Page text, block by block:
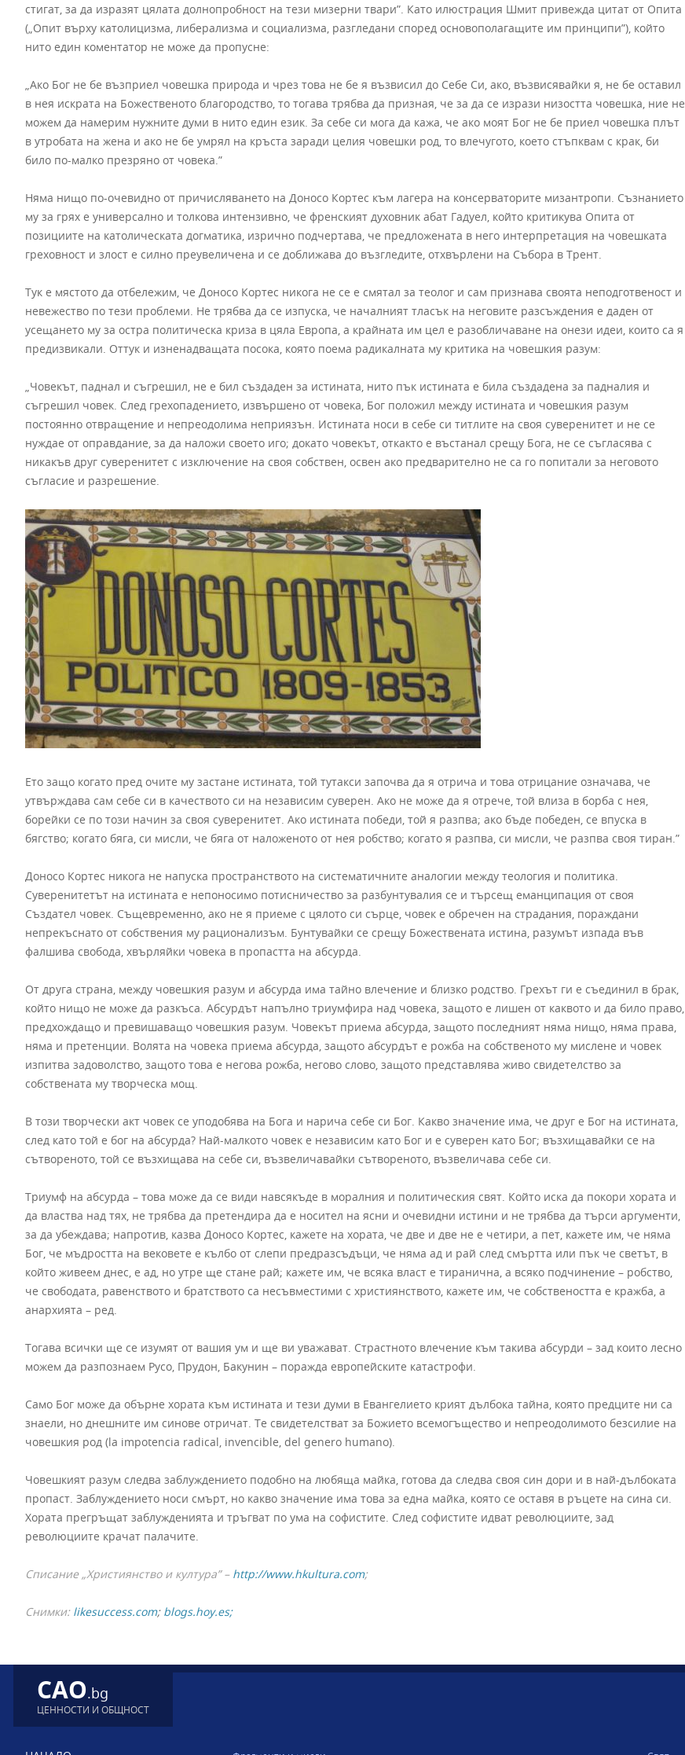
стигат, за да изразят цялата долнопробност на тези мизерни твари”. Като илюстрация Шмит привежда цитат от Опита
(„Опит върху католицизма, либерализма и социализма, разгледани според основополагащите им принципи”), който
нито един коментатор не може да пропусне:
„Ако Бог не бе възприел човешка природа и чрез това не бе я възвисил до Себе Си, ако, възвисявайки я, не бе оставил
в нея искрата на Божественото благородство, то тогава трябва да призная, че за да се изрази низостта човешка, ние не
можем да намерим нужните думи в нито един език. За себе си мога да кажа, че ако моят Бог не бе приел човешка плът
в утробата на жена и ако не бе умрял на кръста заради целия човешки род, то влечугото, което стъпквам с крак, би
било по-малко презряно от човека.”
Няма нищо по-очевидно от причисляването на Доносо Кортес към лагера на консерваторите мизантропи. Съзнанието
му за грях е универсално и толкова интензивно, че френският духовник абат Гадуел, който критикува Опита от
позициите на католическата догматика, изрично подчертава, че предложената в него интерпретация на човешката
греховност и злост е силно преувеличена и се доближава до възгледите, отхвърлени на Събора в Трент.
Тук е мястото да отбележим, че Доносо Кортес никога не се е смятал за теолог и сам признава своята неподготвеност и
невежество по тези проблеми. Не трябва да се изпуска, че началният тласък на неговите разсъждения е даден от
усещането му за остра политическа криза в цяла Европа, а крайната им цел е разобличаване на онези идеи, които са я
предизвикали. Оттук и изненадващата посока, която поема радикалната му критика на човешкия разум:
„Човекът, паднал и съгрешил, не е бил създаден за истината, нито пък истината е била създадена за падналия и
съгрешил човек. След грехопадението, извършено от човека, Бог положил между истината и човешкия разум
постоянно отвращение и непреодолима неприязън. Истината носи в себе си титлите на своя суверенитет и не се
нуждае от оправдание, за да наложи своето иго; докато човекът, откакто е въстанал срещу Бога, не се съгласява с
никакъв друг суверенитет с изключение на своя собствен, освен ако предварително не са го попитали за неговото
съгласие и разрешение.
Ето защо когато пред очите му застане истината, той тутакси започва да я отрича и това отрицание означава, че
утвърждава сам себе си в качеството си на независим суверен. Ако не може да я отрече, той влиза в борба с нея,
борейки се по този начин за своя суверенитет. Ако истината победи, той я разпва; ако бъде победен, се впуска в
бягство; когато бяга, си мисли, че бяга от наложеното от нея робство; когато я разпва, си мисли, че разпва своя тиран.”
Доносо Кортес никога не напуска пространството на систематичните аналогии между теология и политика.
Суверенитетът на истината е непоносимо потисничество за разбунтувалия се и търсещ еманципация от своя
Създател човек. Същевременно, ако не я приеме с цялото си сърце, човек е обречен на страдания, пораждани
непрекъснато от собствения му рационализъм. Бунтувайки се срещу Божествената истина, разумът изпада във
фалшива свобода, хвърляйки човека в пропастта на абсурда.
От друга страна, между човешкия разум и абсурда има тайно влечение и близко родство. Грехът ги е съединил в брак,
който нищо не може да разкъса. Абсурдът напълно триумфира над човека, защото е лишен от каквото и да било право,
предхождащо и превишаващо човешкия разум. Човекът приема абсурда, защото последният няма нищо, няма права,
няма и претенции. Волята на човека приема абсурда, защото абсурдът е рожба на собственото му мислене и човек
изпитва задоволство, защото това е негова рожба, негово слово, защото представлява живо свидетелство за
собствената му творческа мощ.
В този творчески акт човек се уподобява на Бога и нарича себе си Бог. Какво значение има, че друг е Бог на истината,
след като той е бог на абсурда? Най-малкото човек е независим като Бог и е суверен като Бог; възхищавайки се на
сътвореното, той се възхищава на себе си, възвеличавайки сътвореното, възвеличава себе си.
Триумф на абсурда – това може да се види навсякъде в моралния и политическия свят. Който иска да покори хората и
да властва над тях, не трябва да претендира да е носител на ясни и очевидни истини и не трябва да търси аргументи,
за да убеждава; напротив, казва Доносо Кортес, кажете на хората, че две и две не е четири, а пет, кажете им, че няма
Бог, че мъдростта на вековете е кълбо от слепи предразсъдъци, че няма ад и рай след смъртта или пък че светът, в
който живеем днес, е ад, но утре ще стане рай; кажете им, че всяка власт е тиранична, а всяко подчинение – робство,
че свободата, равенството и братството са несъвместими с християнството, кажете им, че собствеността е кражба, а
анархията – ред.
Тогава всички ще се изумят от вашия ум и ще ви уважават. Страстното влечение към такива абсурди – зад които лесно
можем да разпознаем Русо, Прудон, Бакунин – поражда европейските катастрофи.
Само Бог може да обърне хората към истината и тези думи в Евангелието крият дълбока тайна, която предците ни са
знаели, но днешните им синове отричат. Те свидетелстват за Божието всемогъщество и непреодолимото безсилие на
човешкия род (la impotencia radical, invencible, del gеnero humano).
Човешкият разум следва заблуждението подобно на любяща майка, готова да следва своя син дори и в най-дълбоката
пропаст. Заблуждението носи смърт, но какво значение има това за една майка, която се оставя в ръцете на сина си.
Хората прегръщат заблужденията и тръгват по ума на софистите. След софистите идват революциите, зад
революциите крачат палачите.
Списание „Християнство и култура” – http://www.hkultura.com;
Снимки: likesuccess.com; blogs.hoy.es;
CAO.bg
ЦЕННОСТИ И ОБЩНОСТ